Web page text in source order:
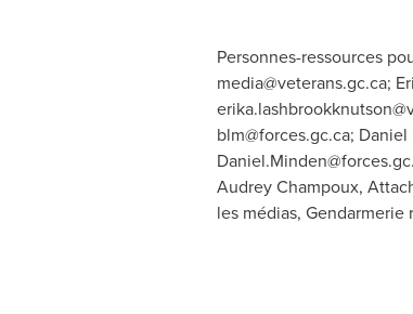
Personnes-ressources
media@veterans.gc.ca;
blm@forces.gc.ca; Daniel
Audrey Champoux,
les médias, Gendarmerie